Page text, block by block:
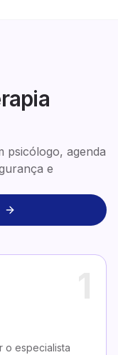
psicólogo, agenda
e
o especialista